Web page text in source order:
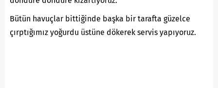
Bütün havuçlar bittiğinde başka bir tarafta güzelce
çırptığımız yoğurdu üstüne dökerek servis yapıyoruz.